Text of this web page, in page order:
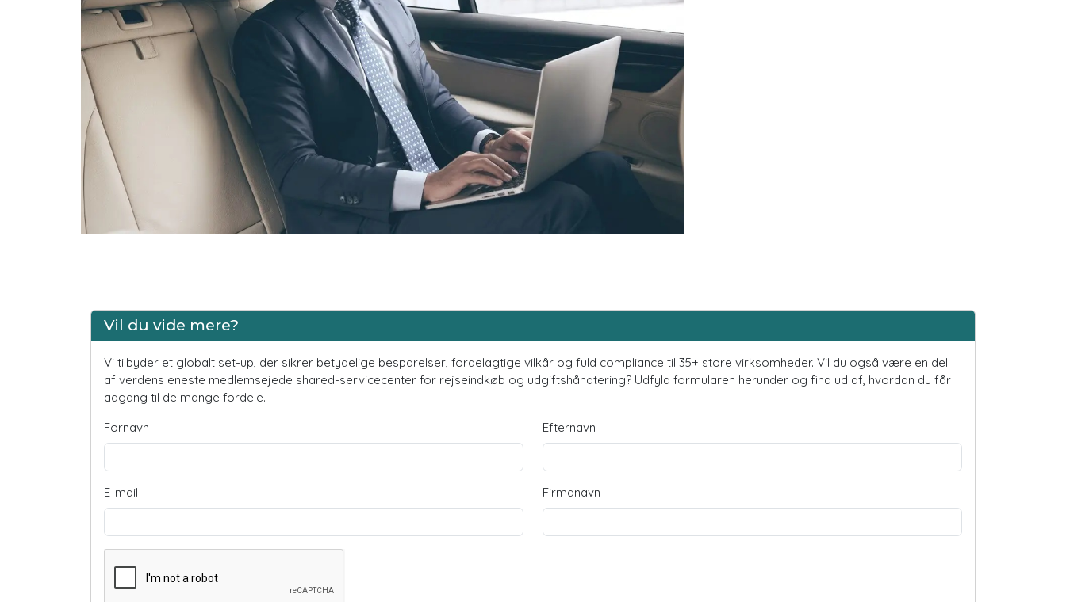
Vil du vide mere?
Vi tilbyder et globalt set-up, der sikrer betydelige besparelser, fordelagtige vilkår og fuld compliance til 35+ store virksomheder. Vil du også være en del
af verdens eneste medlemsejede shared-servicecenter for rejseindkøb og udgiftshåndtering? Udfyld formularen herunder og find ud af, hvordan du får
adgang til de mange fordele.
Fornavn
Efternavn
E-mail Firmanavn